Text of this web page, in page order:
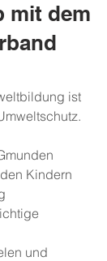
mit dem
ist
Kindern
und